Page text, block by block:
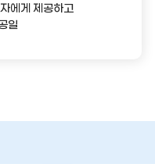
에게 제공하고
일